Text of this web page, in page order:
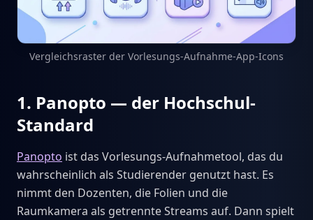
Vergleichsraster der Vorlesungs-Aufnahme-App-Icons
1. Panopto — der Hochschul-
Standard
Panopto ist das Vorlesungs-Aufnahmetool, das du
wahrscheinlich als Studierender genutzt hast. Es
nimmt den Dozenten, die Folien und die
Raumkamera als getrennte Streams auf. Dann spielt